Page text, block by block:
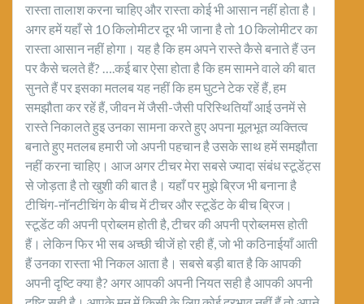
रास्ता तालाश करना चाहिए और रास्ता कोई भी आसान नहीं होता है।
अगर हमें यहाँ से 10 किलोमीटर दूर भी जाना है तो 10 किलोमीटर का
रास्ता आसान नहीं होगा। यह है कि हम अपने रास्ते कैसे बनाते हैं उन
पर कैसे चलते हैं? ….कई बार ऐसा होता है कि हम सामने वाले की बात
सुनते हैं पर इसका मतलब यह नहीं कि हम घुटने टेक रहें हैं, हम
समझौता कर रहें हैं, जीवन में जैसी-जैसी परिस्थितियाँ आई उनमें से
रास्ते निकालते हुइ उनका सामना करते हुए अपना मूलभूत व्यक्तित्व
बनाते हुए मतलब हमारी जो अपनी पहचान है उसके साथ हमें समझौता
नहीं करना चाहिए। आज अगर टीचर मेरा सबसे ज्यादा संबंध स्टूडेंट्स
से जोड़ता है तो खुशी की बात है। यहाँ पर मुझे ब्रिज भी बनाना है
टीचिंग-नॉनटीचिंग के बीच में टीचर और स्टूडेंट के बीच ब्रिज।
स्टूडेंट की अपनी प्रोब्लम होती है, टीचर की अपनी प्रोब्लमस होती
हैं। लेकिन फिर भी सब अच्छी चीजें हो रही हैं, जो भी कठिनाईयाँ आती
हैं उनका रास्ता भी निकल आता है। सबसे बड़ी बात है कि आपकी
अपनी दृष्टि क्या है? अगर आपकी अपनी नियत सही है आपकी अपनी